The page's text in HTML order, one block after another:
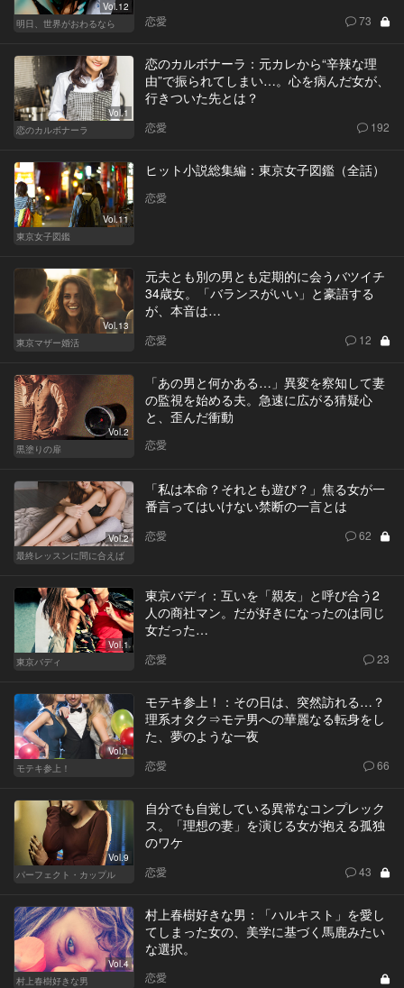
Vol.12
明日、世界がおわるなら
恋愛 73
Vol.1
恋のカルボナーラ
恋のカルボナーラ：元カレから“辛辣な理
由”で振られてしまい…。心を病んだ女が、
行きついた先とは？
恋愛 192
Vol.11
東京女子図鑑
ヒット小説総集編：東京女子図鑑（全話）
恋愛
Vol.13
東京マザー婚活
元夫とも別の男とも定期的に会うバツイチ
34歳女。「バランスがいい」と豪語する
が、本音は…
恋愛 12
Vol.2
黒塗りの扉
「あの男と何かある…」異変を察知して妻
の監視を始める夫。急速に広がる猜疑心
と、歪んだ衝動
恋愛
Vol.2
最終レッスンに間に合えば
「私は本命？それとも遊び？」焦る女が一
番言ってはいけない禁断の一言とは
恋愛 62
Vol.1
東京バディ
東京バディ：互いを「親友」と呼び合う2
人の商社マン。だが好きになったのは同じ
女だった…
恋愛 23
Vol.1
モテキ参上！
モテキ参上！：その日は、突然訪れる…？
理系オタク⇒モテ男への華麗なる転身をし
た、夢のような一夜
恋愛 66
Vol.9
パーフェクト・カップル
自分でも自覚している異常なコンプレック
ス。「理想の妻」を演じる女が抱える孤独
のワケ
恋愛 43
Vol.4
村上春樹好きな男
村上春樹好きな男：「ハルキスト」を愛し
てしまった女の、美学に基づく馬鹿みたい
な選択。
恋愛